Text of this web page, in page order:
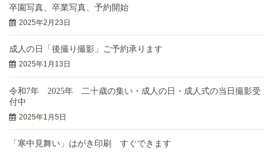
卒園写真、卒業写真、予約開始
2025年2月23日
成人の日「後撮り撮影」ご予約承ります
2025年1月13日
令和7年 2025年 二十歳の集い・成人の日・成人式の当日撮影受
付中
2025年1月5日
「寒中見舞い」はがき印刷 すぐできます